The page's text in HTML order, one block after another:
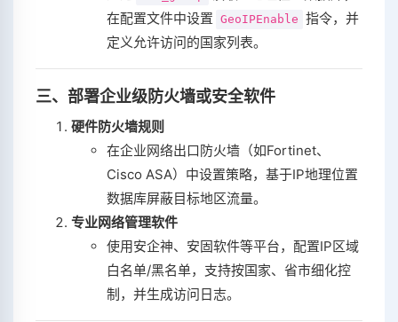
在配置文件中设置 GeoIPEnable 指令，并
定义允许访问的国家列表。
三、部署企业级防火墙或安全软件
硬件防火墙规则
在企业网络出口防火墙（如Fortinet、
Cisco ASA）中设置策略，基于IP地理位置
数据库屏蔽目标地区流量。
专业网络管理软件
使用安企神、安固软件等平台，配置IP区域
白名单/黑名单，支持按国家、省市细化控
制，并生成访问日志。